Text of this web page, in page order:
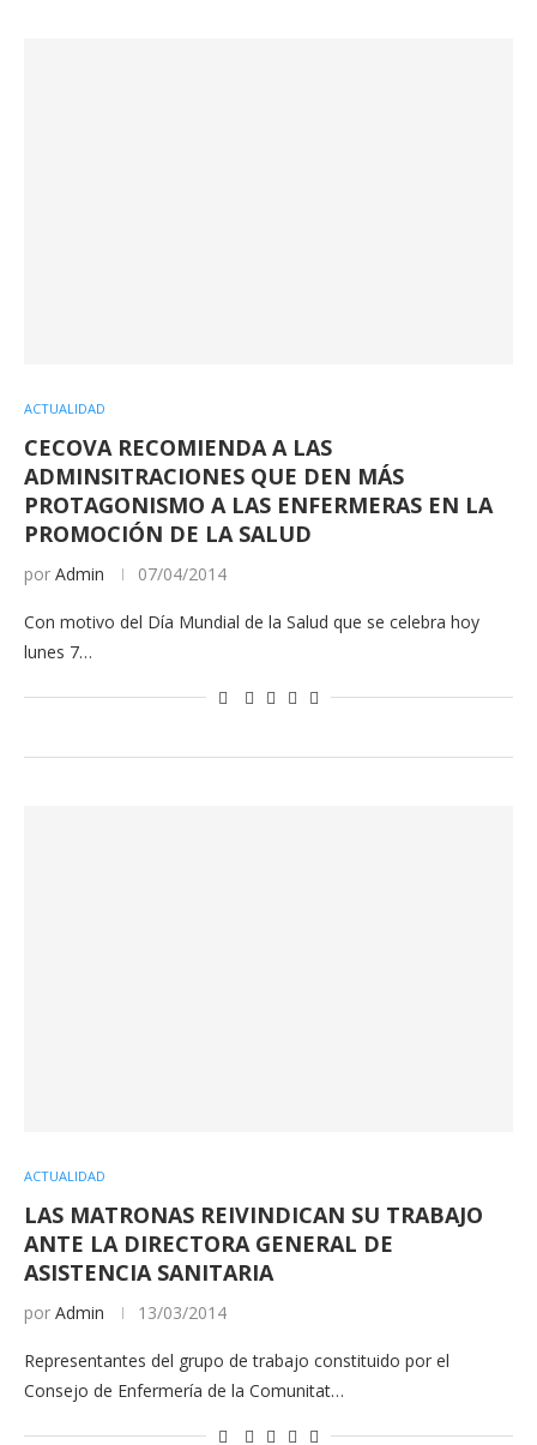
ACTUALIDAD
CECOVA RECOMIENDA A LAS
ADMINSITRACIONES QUE DEN MÁS
PROTAGONISMO A LAS ENFERMERAS EN LA
PROMOCIÓN DE LA SALUD
por Admin 07/04/2014
Con motivo del Día Mundial de la Salud que se celebra hoy
lunes 7…
ACTUALIDAD
LAS MATRONAS REIVINDICAN SU TRABAJO
ANTE LA DIRECTORA GENERAL DE
ASISTENCIA SANITARIA
por Admin 13/03/2014
Representantes del grupo de trabajo constituido por el
Consejo de Enfermería de la Comunitat…